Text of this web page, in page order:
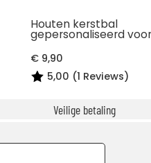
Houten kerstbal
gepersonaliseerd
€ 9,90
5,00 (1 Reviews)
Veilige betaling